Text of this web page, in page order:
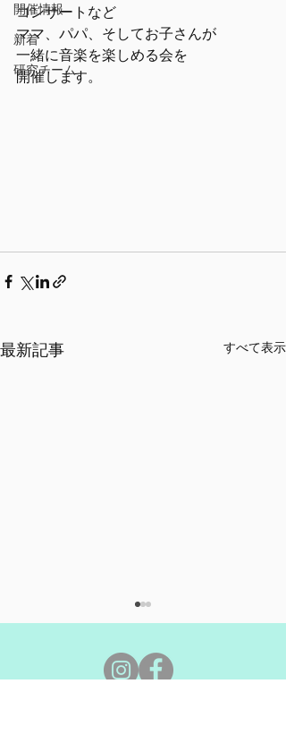
開催情報
新着
研究チーム
コンサートなど
ママ、パパ、そしてお子さんが
一緒に音楽を楽しめる会を
開催します。
最新記事 すべて表示